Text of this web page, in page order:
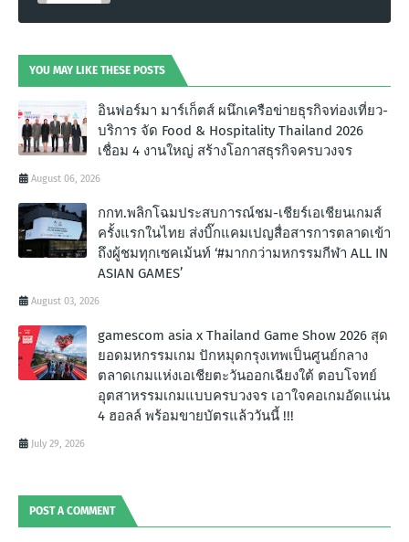
YOU MAY LIKE THESE POSTS
อินฟอร์มา มาร์เก็ตส์ ผนึกเครือข่ายธุรกิจท่องเที่ยว-
บริการ จัด Food & Hospitality Thailand 2026
เชื่อม 4 งานใหญ่ สร้างโอกาสธุรกิจครบวงจร
August 06, 2026
กกท.พลิกโฉมประสบการณ์ชม-เชียร์เอเชียนเกมส์
ครั้งแรกในไทย ส่งบิ๊กแคมเปญสื่อสารการตลาดเข้า
ถึงผู้ชมทุกเซคเม้นท์ ‘#มากกว่ามหกรรมกีฬา ALL IN
ASIAN GAMES’
August 03, 2026
gamescom asia x Thailand Game Show 2026 สุด
ยอดมหกรรมเกม ปักหมุดกรุงเทพเป็นศูนย์กลาง
ตลาดเกมแห่งเอเชียตะวันออกเฉียงใต้ ตอบโจทย์
อุตสาหรรมเกมแบบครบวงจร เอาใจคอเกมอัดแน่น
4 ฮอลล์ พร้อมขายบัตรแล้ววันนี้ !!!
July 29, 2026
POST A COMMENT